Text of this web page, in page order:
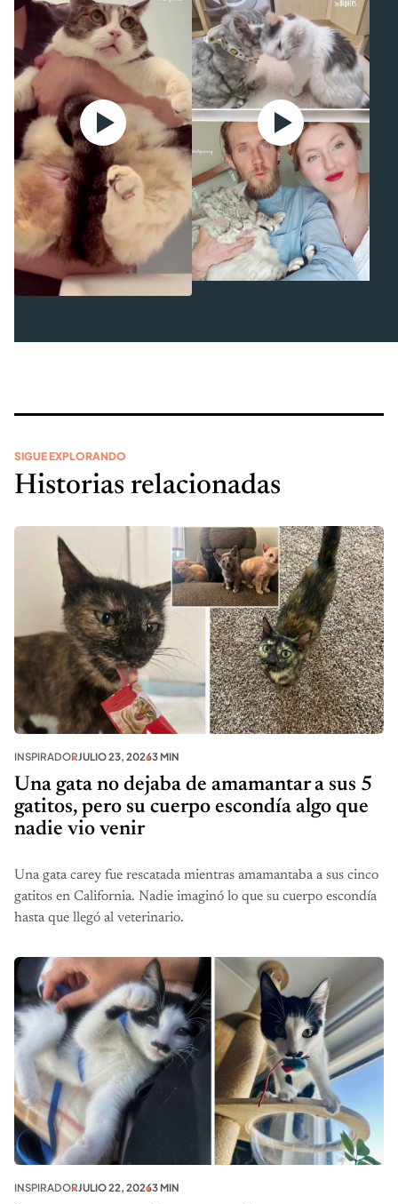
SIGUE EXPLORANDO
Historias relacionadas
INSPIRADORJULIO 23, 20263 MIN
Una gata no dejaba de amamantar a sus 5
gatitos, pero su cuerpo escondía algo que
nadie vio venir
Una gata carey fue rescatada mientras amamantaba a sus cinco
gatitos en California. Nadie imaginó lo que su cuerpo escondía
hasta que llegó al veterinario.
INSPIRADORJULIO 22, 20263 MIN